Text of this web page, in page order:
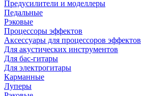
Предусилители и моделлеры
Педальные
Рэковые
Процессоры эффектов
Аксессуары для процессоров эффектов
Для акустических инструментов
Для бас-гитары
Для электрогитары
Карманные
Луперы